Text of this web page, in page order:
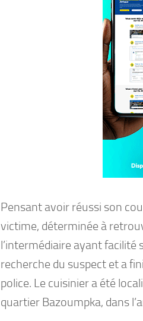
Pensant avoir réussi son
victime, déterminée à
l’intermédiaire ayant facilité
recherche du suspect et a
police. Le cuisinier a été
quartier Bazoumpka, dans